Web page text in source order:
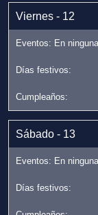
Viernes - 12
Sábado - 13